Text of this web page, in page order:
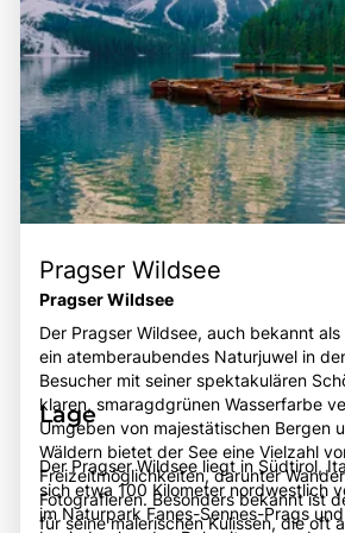
Pragser Wildsee
Pragser Wildsee
Der Pragser Wildsee, auch bekannt
ein atemberaubendes Naturjuwel in
Besucher mit seiner spektakulären
klaren, smaragdgrünen Wasserfarbe
Umgeben von majestätischen Bergen
Wäldern bietet der See eine Vielzahl
Freizeitmöglichkeiten, darunter
Fotografieren. Besonders bekannt ist
für seine malerischen Kulissen, die oft
Lage
Der Pragser Wildsee liegt in Südtirol,
sich etwa 100 Kilometer nordwestlich
im Naturpark Fanes-Sennes-Prags